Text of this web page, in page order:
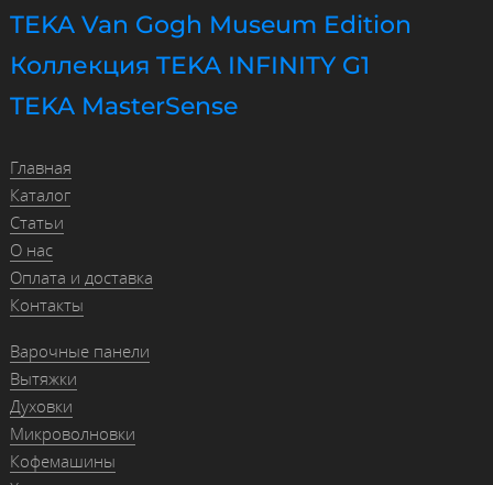
TEKA Van Gogh Museum Edition
Коллекция TEKA INFINITY G1
TEKA MasterSense
Главная
Каталог
Статьи
О нас
Оплата и доставка
Контакты
Варочные панели
Вытяжки
Духовки
Микроволновки
Кофемашины